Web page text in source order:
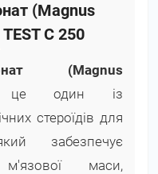
(Magnus
C 250
(Magnus
один із
стероїдів для
забезпечує
м'язової маси,